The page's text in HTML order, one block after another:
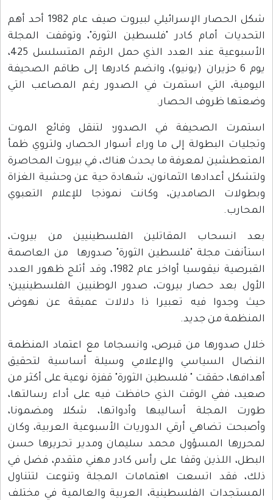
شكل الحصار الإسرائيلي لبيروت صيف عام 1982 أحد أهم
التحديات أمام كادر "فلسطين الثورة"، وتوقفت المجلة
الأسبوعية عند العدد الذي حمل الرقم المتسلسل 425،
يوم 6 حزيران (يونيو)، وانضم كادرها إلى طاقم الصحيفة
اليومية، التي استمرت في الصدور رغم المصاعب التي
وضعتها ظروف الحصار.
استمرت الصحيفة في الصدور؛ لتنقل وقائع الموت
وتجليات البطولة إلى ما وراء أسوار الحصار، ولتروي ظمأ
المتعطشين لمعرفة ما يحدث هناك، في بيروت المحاصرة
ولتشكل أعدادها الثمانون، شهادة حية عن وحشية الغزاة
وبطولات الصامدين، وكانت نموذجا للإعلام التعبوي
المحارب.
بعد انسحاب المقاتلين الفلسطينيين من بيروت،
استأنفت مجلة "فلسطين الثورة" صدورها من العاصمة
القبرصية نيقوسيا أواخر عام 1982، وقد أثلج ظهور العدد
الأول بعد حصار بيروت، صدور الوطنيين الفلسطينيين؛
حيث وجدوا فيه تعبيرا ذا دلالات عميقة عن نهوض
المنظمة من جديد.
خلال صدورها من قبرص، وانسجاما مع اعتماد المنظمة
النضال السياسي والإعلامي وسيلة أساسية لتحقيق
أهدافها، حققت " فلسطين الثورة" قفزة نوعية على أكثر من
صعيد، ففي الوقت الذي حافظت فيه على أداء رسالتها،
طورت المجلة أساليبها وأدواتها، شكلا ومضمونا،
وأصبحت تضاهي أرقي الدوريات الأسبوعية العربية، وكان
لمحررها المسؤول محمد سليمان ومدير تحريرها حسن
البطل، اللذين وقفا على رأس كادر مهني متقدم، فضل في
ذلك، فقد اتسعت اهتمامات المجلة وتنوعت لتتناول
المستجدات الفلسطينية، العربية والعالمية في مختلف